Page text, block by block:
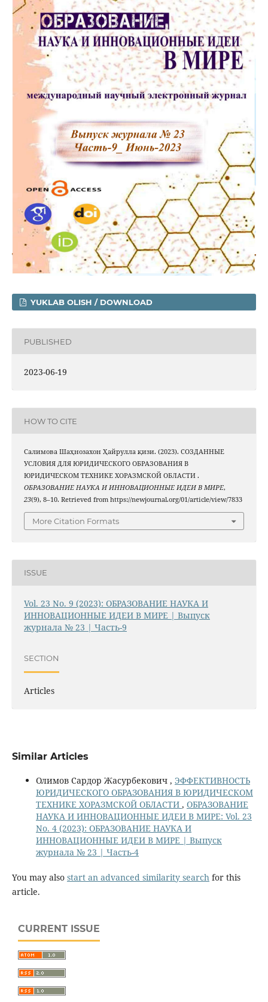
YUKLAB OLISH / DOWNLOAD
PUBLISHED
2023-06-19
HOW TO CITE
Салимова Шаҳнозахон Ҳайрулла қизи. (2023). СОЗДАННЫЕ
УСЛОВИЯ ДЛЯ ЮРИДИЧЕСКОГО ОБРАЗОВАНИЯ В
ЮРИДИЧЕСКОМ ТЕХНИКЕ ХОРАЗМСКОЙ ОБЛАСТИ .
ОБРАЗОВАНИЕ НАУКА И ИННОВАЦИОННЫЕ ИДЕИ В МИРЕ,
23(9), 8–10. Retrieved from https://newjournal.org/01/article/view/7833
More Citation Formats
ISSUE
Vol. 23 No. 9 (2023): ОБРАЗОВАНИЕ НАУКА И
ИННОВАЦИОННЫЕ ИДЕИ В МИРЕ | Выпуск
журнала № 23 | Часть-9
SECTION
Articles
Similar Articles
Олимов Сардор Жасурбекович , ЭФФЕКТИВНОСТЬ
ЮРИДИЧЕСКОГО ОБРАЗОВАНИЯ В ЮРИДИЧЕСКОМ
ТЕХНИКЕ ХОРАЗМСКОЙ ОБЛАСТИ , ОБРАЗОВАНИЕ
НАУКА И ИННОВАЦИОННЫЕ ИДЕИ В МИРЕ: Vol. 23
No. 4 (2023): ОБРАЗОВАНИЕ НАУКА И
ИННОВАЦИОННЫЕ ИДЕИ В МИРЕ | Выпуск
журнала № 23 | Часть-4
You may also start an advanced similarity search for this
article.
CURRENT ISSUE